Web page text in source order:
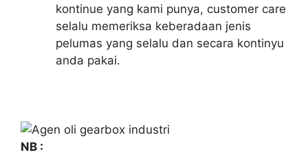
kontinue yang kami punya, customer care
selalu memeriksa keberadaan jenis
pelumas yang selalu dan secara kontinyu
anda pakai.
NB :